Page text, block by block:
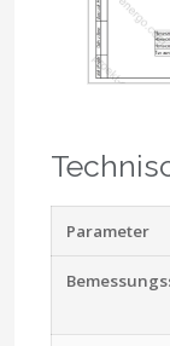
Parameter